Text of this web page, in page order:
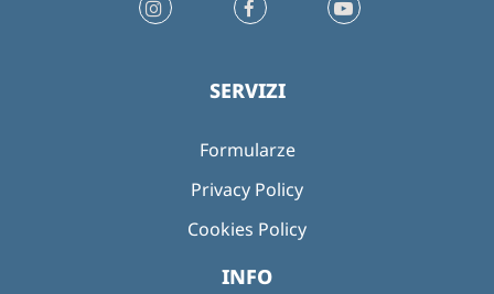
SERVIZI
Formularze
Privacy Policy
Cookies Policy
INFO